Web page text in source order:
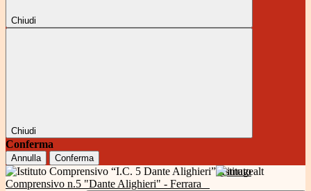
Chiudi
Chiudi
Conferma
Annulla Conferma
Istituto
Comprensivo n.5 "Dante Alighieri" - Ferrara